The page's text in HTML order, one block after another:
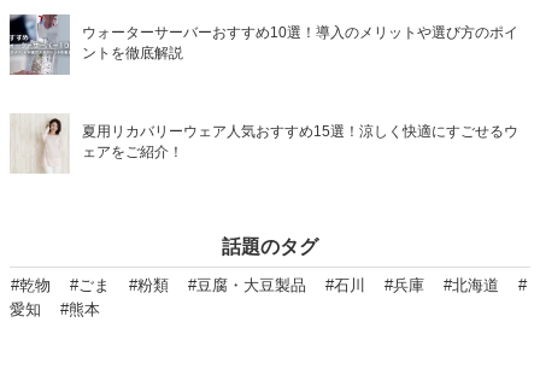
ウォーターサーバーおすすめ10選！導入のメリットや選び方のポイ
ントを徹底解説
夏用リカバリーウェア人気おすすめ15選！涼しく快適にすごせるウ
ェアをご紹介！
話題のタグ
#乾物 #ごま #粉類 #豆腐・大豆製品 #石川 #兵庫 #北海道
#
愛知
#熊本